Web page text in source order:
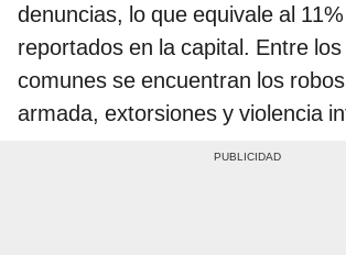
denuncias, lo que equivale al
reportados en la capital. Entre
comunes se encuentran los
armada, extorsiones y violencia